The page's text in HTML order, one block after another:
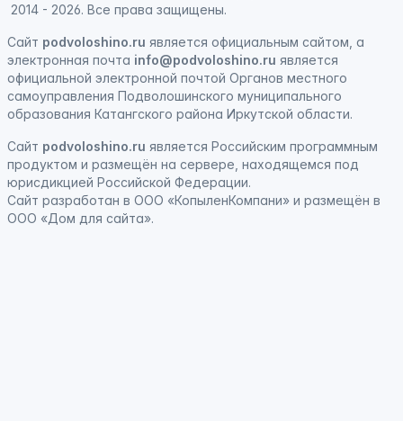
2014 - 2026. Все права защищены.
Сайт podvoloshino.ru является официальным сайтом, а
электронная почта info@podvoloshino.ru является
официальной электронной почтой Органов местного
самоуправления Подволошинского муниципального
образования Катангского района Иркутской области.
Сайт podvoloshino.ru является Российским программным
продуктом и размещён на сервере, находящемся под
юрисдикцией Российской Федерации.
Сайт разработан в ООО «КопыленКомпани» и размещён в
ООО «Дом для сайта».